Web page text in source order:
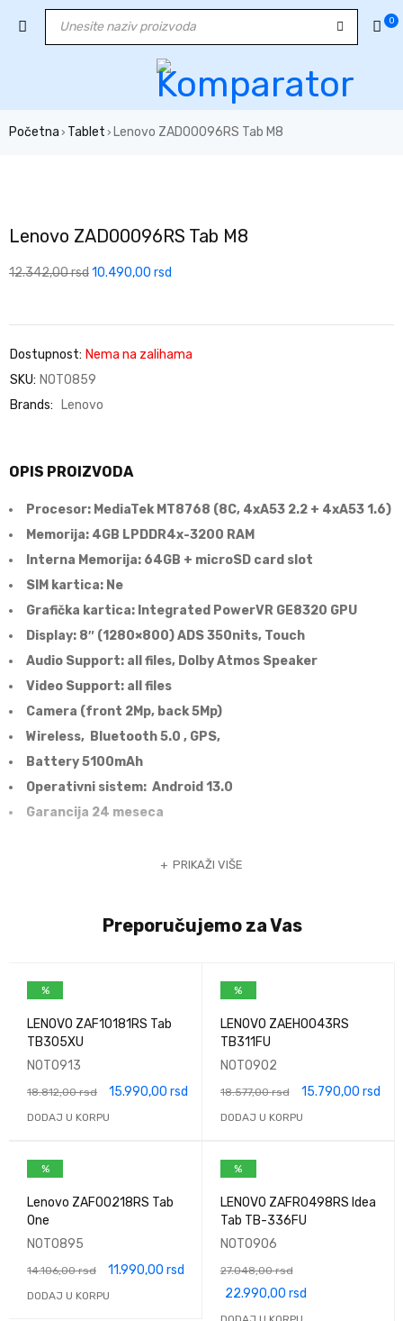
0
Početna › Tablet › Lenovo ZAD00096RS Tab M8
Lenovo ZAD00096RS Tab M8
12.342,00rsd10.490,00 rsd
Dostupnost: Nema na zalihama
SKU: NOT0859
Brands:
Lenovo
OPIS PROIZVODA
Procesor: MediaTek MT8768 (8C, 4xA53 2.2 + 4xA53 1.6)
Memorija: 4GB LPDDR4x-3200 RAM
Interna Memorija: 64GB + microSD card slot
SIM kartica: Ne
Grafička kartica: Integrated PowerVR GE8320 GPU
Display: 8″ (1280×800) ADS 350nits, Touch
Audio Support: all files, Dolby Atmos Speaker
Video Support: all files
Camera (front 2Mp, back 5Mp)
Wireless, Bluetooth 5.0 , GPS,
Battery 5100mAh
Operativni sistem: Android 13.0
Garancija 24 meseca
PRIKAŽI VIŠE
Preporučujemo za Vas
%
LENOVO ZAF10181RS Tab
TB305XU
NOT0913
18.812,00rsd 15.990,00 rsd
DODAJ U KORPU
%
LENOVO ZAEH0043RS
TB311FU
NOT0902
18.577,00rsd 15.790,00 rsd
DODAJ U KORPU
%
Lenovo ZAF00218RS Tab
One
NOT0895
14.106,00rsd 11.990,00 rsd
DODAJ U KORPU
%
LENOVO ZAFR0498RS Idea
Tab TB-336FU
NOT0906
27.048,00rsd
22.990,00 rsd